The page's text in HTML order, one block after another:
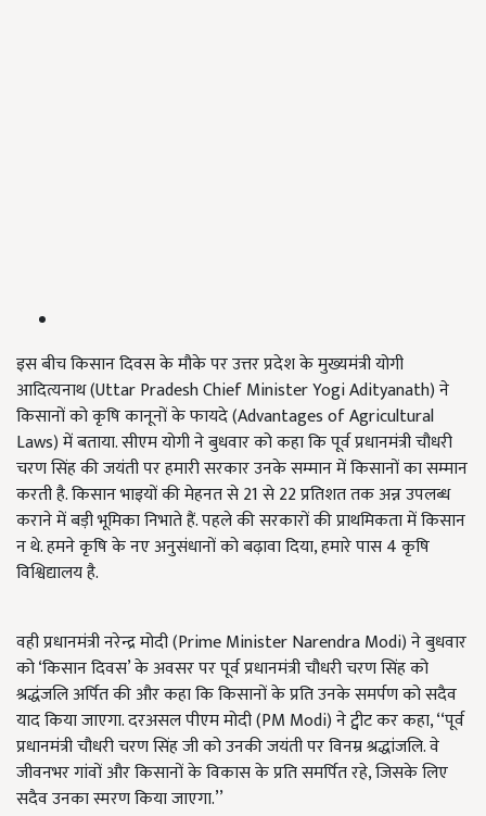
इस बीच किसान दिवस के मौके पर उत्तर प्रदेश के मुख्यमंत्री योगी
आदित्यनाथ (Uttar Pradesh Chief Minister Yogi Adityanath) ने
किसानों को कृषि कानूनों के फायदे (Advantages of Agricultural
Laws) में बताया. सीएम योगी ने बुधवार को कहा कि पूर्व प्रधानमंत्री चौधरी
चरण सिंह की जयंती पर हमारी सरकार उनके सम्मान में किसानों का सम्मान
करती है. किसान भाइयों की मेहनत से 21 से 22 प्रतिशत तक अन्न उपलब्ध
कराने में बड़ी भूमिका निभाते हैं. पहले की सरकारों की प्राथमिकता में किसान
न थे. हमने कृषि के नए अनुसंधानों को बढ़ावा दिया, हमारे पास 4 कृषि
विश्विद्यालय है.
वही प्रधानमंत्री नरेन्द्र मोदी (Prime Minister Narendra Modi) ने बुधवार
को ‘किसान दिवस’ के अवसर पर पूर्व प्रधानमंत्री चौधरी चरण सिंह को
श्रद्धंजलि अर्पित की और कहा कि किसानों के प्रति उनके समर्पण को सदैव
याद किया जाएगा. दरअसल पीएम मोदी (PM Modi) ने ट्वीट कर कहा, ‘‘पूर्व
प्रधानमंत्री चौधरी चरण सिंह जी को उनकी जयंती पर विनम्र श्रद्धांजलि. वे
जीवनभर गांवों और किसानों के विकास के प्रति समर्पित रहे, जिसके लिए
सदैव उनका स्मरण किया जाएगा.’’